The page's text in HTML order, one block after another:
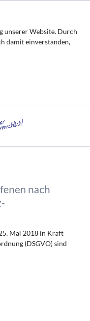
unserer Website. Durch
damit einverstanden,
nach
Mai 2018 in Kraft
(DSGVO) sind